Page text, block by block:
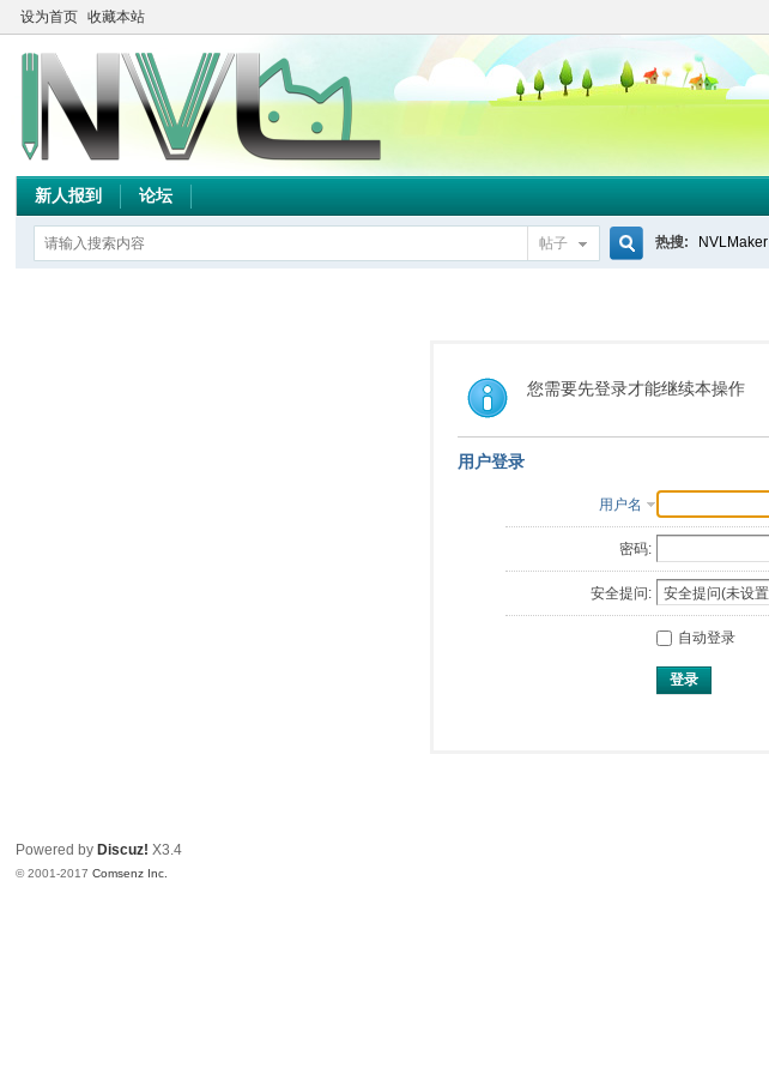
设为首页 收藏本站
新人报到 论坛
帖子
索
热搜: NVLMaker
您需要先登录才能继续本操作
用户登录
用户名
密码:
安全提问:
自动登录
登录
Powered by Discuz! X3.4
© 2001-2017Comsenz Inc.